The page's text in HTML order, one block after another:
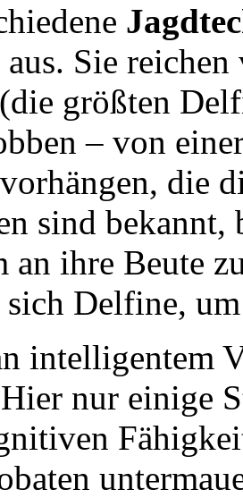
Sie
größten
– von
die
sind
an ihre Beute
Delfine,
intelligentem
nur einige